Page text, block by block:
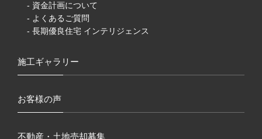
- 資金計画について
- よくあるご質問
- 長期優良住宅 インテリジェンス
施工ギャラリー
お客様の声
不動産・土地売却募集